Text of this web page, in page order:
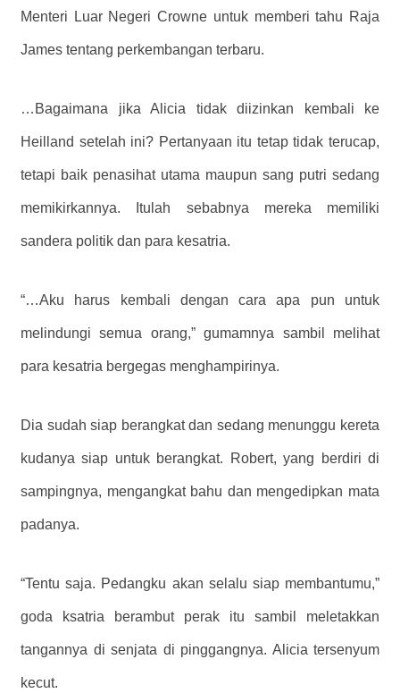
Menteri Luar Negeri Crowne untuk memberi tahu Raja
James tentang perkembangan terbaru.
…Bagaimana jika Alicia tidak diizinkan kembali ke
Heilland setelah ini? Pertanyaan itu tetap tidak terucap,
tetapi baik penasihat utama maupun sang putri sedang
memikirkannya. Itulah sebabnya mereka memiliki
sandera politik dan para kesatria.
“…Aku harus kembali dengan cara apa pun untuk
melindungi semua orang,” gumamnya sambil melihat
para kesatria bergegas menghampirinya.
Dia sudah siap berangkat dan sedang menunggu kereta
kudanya siap untuk berangkat. Robert, yang berdiri di
sampingnya, mengangkat bahu dan mengedipkan mata
padanya.
“Tentu saja. Pedangku akan selalu siap membantumu,”
goda ksatria berambut perak itu sambil meletakkan
tangannya di senjata di pinggangnya. Alicia tersenyum
kecut.